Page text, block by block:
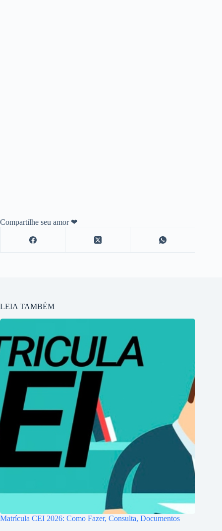
Compartilhe seu amor ❤
LEIA TAMBÉM
Matrícula CEI 2026: Como Fazer, Consulta, Documentos